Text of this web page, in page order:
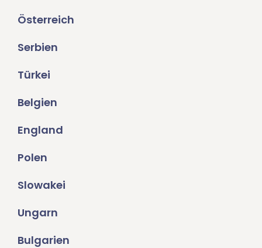
Österreich
Serbien
Türkei
Belgien
England
Polen
Slowakei
Ungarn
Bulgarien